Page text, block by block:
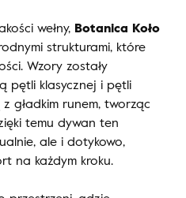
wełny, Botanica Koło
strukturami, które
Wzory zostały
pętli klasycznej i pętli
gładkim runem, tworząc
temu dywan ten
ale i dotykowo,
na każdym kroku.